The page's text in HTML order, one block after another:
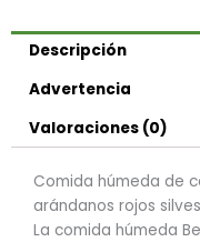
Descripción
Advertencia
Valoraciones (0)
Comida húmeda de
arándanos rojos
La comida húmeda